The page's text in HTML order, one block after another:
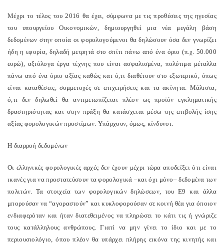
Μέχρι το τέλος του 2016 θα έχει, σύμφωνα με τις προθέσεις της ηγεσίας
του υπουργείου Οικονομικών, δημιουργηθεί μια νέα μεγάλη βάση
δεδομένων στην οποία οι φορολογούμενοι θα δηλώσουν όσα δεν γνωρίζει
ήδη η εφορία, δηλαδή μετρητά στο σπίτι πάνω από ένα όριο (π.χ. 50.000
ευρώ), αξιόλογα έργα τέχνης που είναι ασφαλισμένα, πολύτιμα μέταλλα
πάνω από ένα όριο αξίας καθώς και ό,τι διαθέτουν στο εξωτερικό, όπως
είναι καταθέσεις, συμμετοχές σε επιχειρήσεις και τα ακίνητα. Μάλιστα,
ό,τι δεν δηλωθεί θα αντιμετωπίζεται πλέον ως προϊόν εγκληματικής
δραστηριότητας και στην πράξη θα κατάσχεται μέσω της επιβολής ίσης
αξίας φορολογικών προστίμων. Υπάρχουν, όμως, κίνδυνοι.
Η διαρροή δεδομένων
Οι ελληνικές φορολογικές αρχές δεν έχουν μέχρι τώρα αποδείξει ότι είναι
ικανές για να προστατεύσουν τα φορολογικά –και όχι μόνο– δεδομένα των
πολιτών. Τα στοιχεία των φορολογικών δηλώσεων, του Ε9 και άλλα
μπορούσαν να “αγοραστούν” και κυκλοφορούσαν σε κοινή θέα για όποιον
ενδιαφερόταν και ήταν διατεθειμένος να πληρώσει το κάτι τις ή γνώριζε
τους κατάλληλους ανθρώπους. Γιατί να μην γίνει το ίδιο και με το
περιουσιολόγιο, όπου πλέον θα υπάρχει πλήρης εικόνα της κινητής και